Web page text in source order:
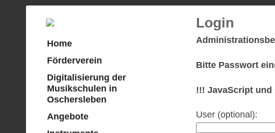
Login
Bitte Passwort
!!! JavaScript
User (optional):
Home
Förderverein
Digitalisierung der
Musikschulen in
Oschersleben
Angebote